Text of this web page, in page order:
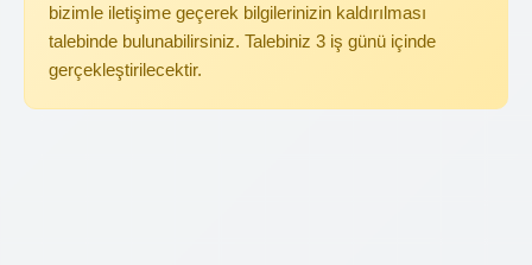
bizimle iletişime geçerek bilgilerinizin kaldırılması
talebinde bulunabilirsiniz. Talebiniz 3 iş günü içinde
gerçekleştirilecektir.